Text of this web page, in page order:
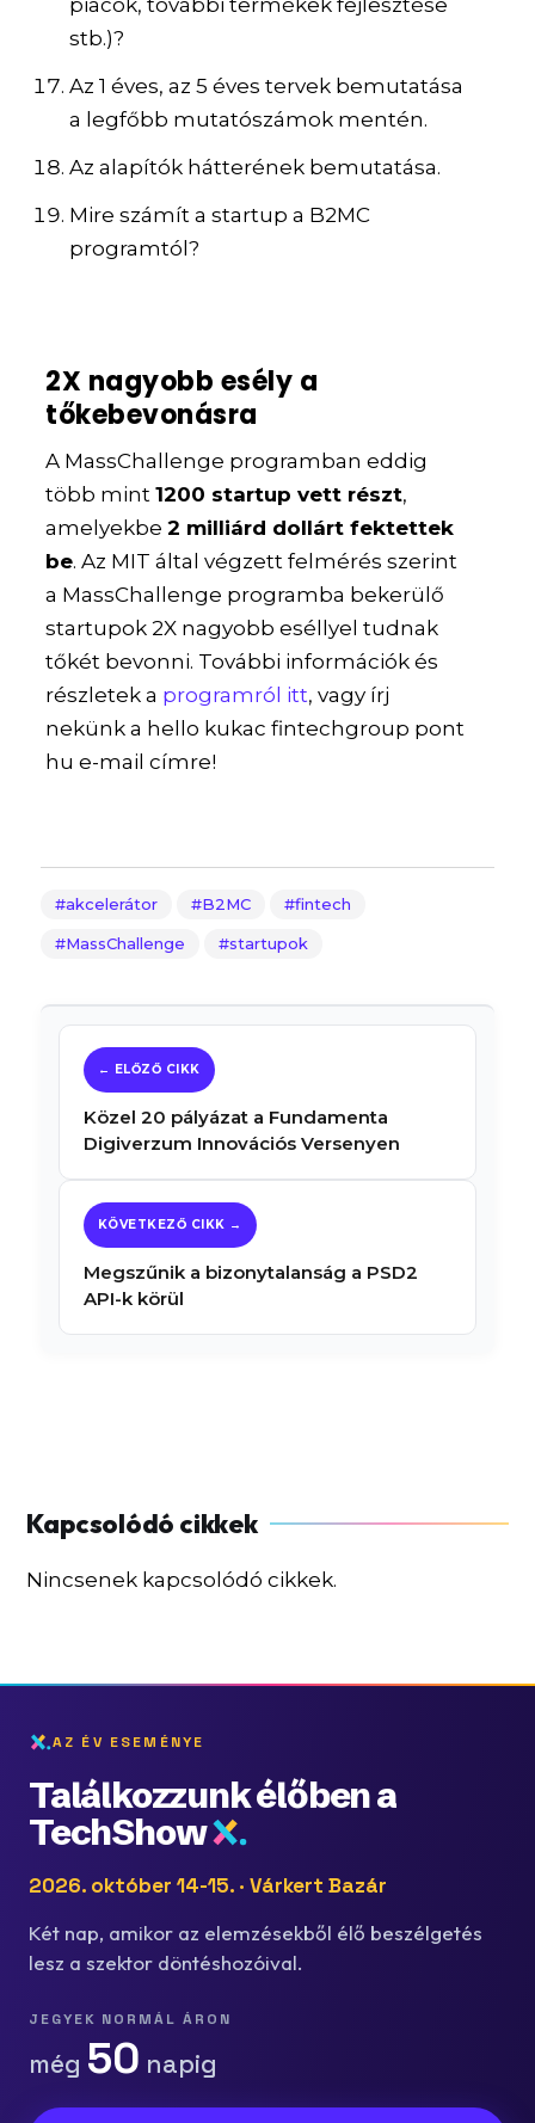
piacok, további termékek fejlesztése
stb.)?
Az 1 éves, az 5 éves tervek bemutatása
a legfőbb mutatószámok mentén.
Az alapítók hátterének bemutatása.
Mire számít a startup a B2MC
programtól?
2X nagyobb esély a
tőkebevonásra
A MassChallenge programban eddig
több mint1200 startup vett részt,
amelyekbe2 milliárd dollárt fektettek
be. Az MIT által végzett felmérés szerint
a MassChallenge programba bekerülő
startupok 2X nagyobb eséllyel tudnak
tőkét bevonni. További információk és
részletek a programról itt, vagy írj
nekünk a hello kukac fintechgroup pont
hu e-mail címre!
akcelerátor B2MC fintech
MassChallenge startupok
Közel 20 pályázat a Fundamenta
Digiverzum Innovációs Versenyen
Megszűnik a bizonytalanság a PSD2
API-k körül
Nincsenek kapcsolódó cikkek.
AZ ÉV ESEMÉNYE
Találkozzunk élőben a
TechShow
2026. október 14-15. · Várkert Bazár
Két nap, amikor az elemzésekből élő beszélgetés
lesz a szektor döntéshozóival.
JEGYEK NORMÁL ÁRON
még 50 napig